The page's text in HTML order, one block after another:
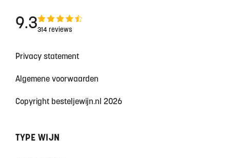
9.3314 reviews
Privacy statement
Algemene voorwaarden
Copyright besteljewijn.nl 2026
TYPE WIJN